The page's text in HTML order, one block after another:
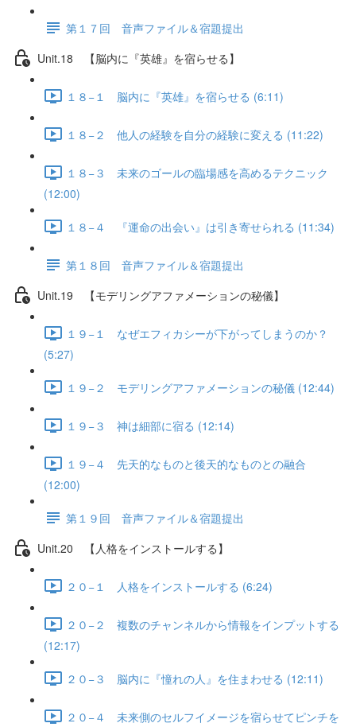
第１７回 音声ファイル＆宿題提出
Unit.18 【脳内に『英雄』を宿らせる】
１８−１ 脳内に『英雄』を宿らせる (6:11)
１８−２ 他人の経験を自分の経験に変える (11:22)
１８−３ 未来のゴールの臨場感を高めるテクニック
(12:00)
１８−４ 『運命の出会い』は引き寄せられる (11:34)
第１８回 音声ファイル＆宿題提出
Unit.19 【モデリングアファメーションの秘儀】
１９−１ なぜエフィカシーが下がってしまうのか？
(5:27)
１９−２ モデリングアファメーションの秘儀 (12:44)
１９−３ 神は細部に宿る (12:14)
１９−４ 先天的なものと後天的なものとの融合
(12:00)
第１９回 音声ファイル＆宿題提出
Unit.20 【人格をインストールする】
２０−１ 人格をインストールする (6:24)
２０−２ 複数のチャンネルから情報をインプットする
(12:17)
２０−３ 脳内に『憧れの人』を住まわせる (12:11)
２０−４ 未来側のセルフイメージを宿らせてピンチを